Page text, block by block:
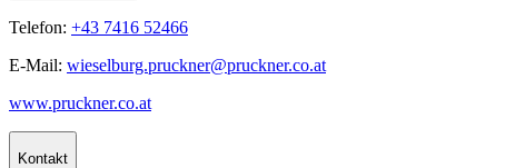
Telefon: +43 7416 52466
E-Mail: wieselburg.pruckner@pruckner.co.at
www.pruckner.co.at
Kontakt